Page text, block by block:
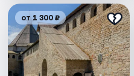
от 1 300 ₽